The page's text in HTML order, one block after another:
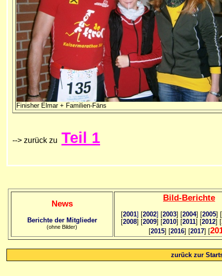
Finisher Elmar + Familien-Fäns
--> zurück zu Teil 1
News
Berichte der Mitglieder
(ohne Bilder)
Bild-Berichte
[2001] [2002] [2003] [2004] [2005] [
[2008] [2009] [2010] [2011] [2012] [
[2015] [2016] [2017] [
zurück zur